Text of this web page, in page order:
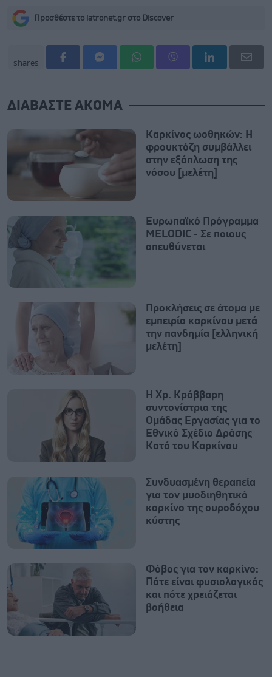
Προσθέστε το iatronet.gr στο Discover
shares
ΔΙΑΒΑΣΤΕ ΑΚΟΜΑ
Καρκίνος ωοθηκών: Η
φρουκτόζη συμβάλλει
στην εξάπλωση της
νόσου [μελέτη]
Ευρωπαϊκό Πρόγραμμα
MELODIC - Σε ποιους
απευθύνεται
Προκλήσεις σε άτομα με
εμπειρία καρκίνου μετά
την πανδημία [ελληνική
μελέτη]
Η Χρ. Κράββαρη
συντονίστρια της
Ομάδας Εργασίας για το
Εθνικό Σχέδιο Δράσης
Κατά του Καρκίνου
Συνδυασμένη θεραπεία
για τον μυοδιηθητικό
καρκίνο της ουροδόχου
κύστης
Φόβος για τον καρκίνο:
Πότε είναι φυσιολογικός
και πότε χρειάζεται
βοήθεια